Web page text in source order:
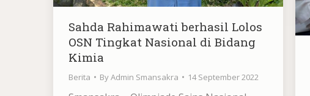
Sahda Rahimawati berhasil Lolos
OSN Tingkat Nasional di Bidang
Kimia
Berita ByAdmin Smansakra 14 September 2022